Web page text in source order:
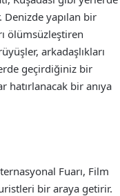
yapılan bir
ölümsüzleştiren
arkadaşlıkları
geçirdiğiniz bir
hatırlanacak bir anıya
Fuarı, Film
bir araya getirir.